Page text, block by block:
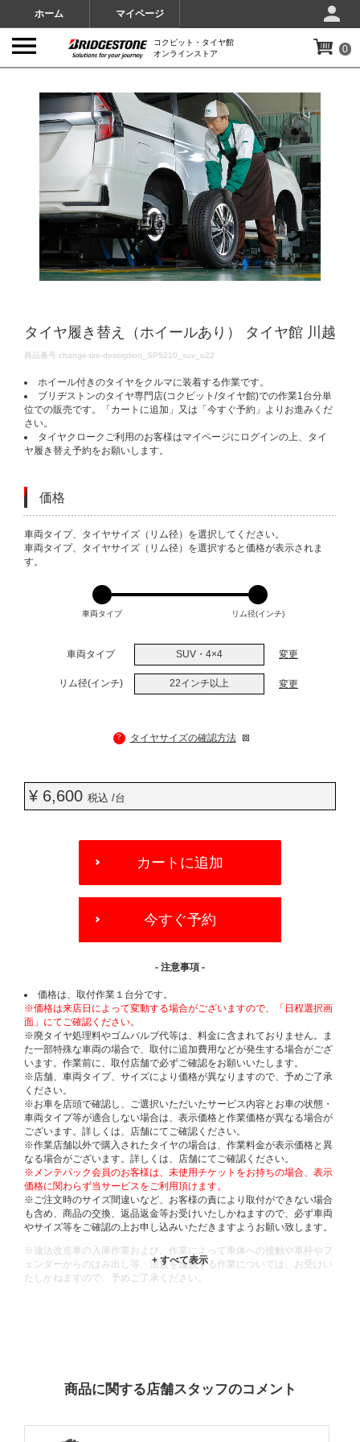
ホーム マイページ
コクピット・タイヤ館
オンラインストア
0
タイヤ履き替え（ホイールあり） タイヤ館 川越
DETAILS
商品番号 change-tire-desorption_SP5210_suv_o22
ホイール付きのタイヤをクルマに装着する作業です。
ブリヂストンのタイヤ専門店(コクピット/タイヤ館)での作業1台分単
位での販売です。「カートに追加」又は「今すぐ予約」よりお進みくだ
さい。
タイヤクロークご利用のお客様はマイページにログインの上、タイ
ヤ履き替え予約をお願いします。
価格
VARIATIONS
車両タイプ、タイヤサイズ（リム径）を選択してください。
車両タイプ、タイヤサイズ（リム径）を選択すると価格が表示されま
す。
車両タイプ リム径(インチ)
車両タイプ SUV・4×4 変更
リム径(インチ) 22インチ以上 変更
? タイヤサイズの確認方法
¥ 6,600 税込 /台
OPTIONS
カートに追加
今すぐ予約
- 注意事項 -
価格は、取付作業１台分です。
※価格は来店日によって変動する場合がございますので、「日程選択画
面」にてご確認ください。
※廃タイヤ処理料やゴムバルブ代等は、料金に含まれておりません。ま
た一部特殊な車両の場合で、取付に追加費用などが発生する場合がござ
います。作業前に、取付店舗で必ずご確認をお願いいたします。
※店舗、車両タイプ、サイズにより価格が異なりますので、予めご了承
ください。
※お車を店頭で確認し、ご選択いただいたサービス内容とお車の状態・
車両タイプ等が適合しない場合は、表示価格と作業価格が異なる場合が
ございます。詳しくは、店舗にてご確認ください。
※作業店舗以外で購入されたタイヤの場合は、作業料金が表示価格と異
なる場合がございます。詳しくは、店舗にてご確認ください。
※メンテパック会員のお客様は、未使用チケットをお持ちの場合、表示
価格に関わらず当サービスをご利用頂けます。
※ご注文時のサイズ間違いなど、お客様の責により取付ができない場合
も含め、商品の交換、返品返金等お受けいたしかねますので、必ず車両
やサイズ等をご確認の上お申し込みいただきますようお願い致します。
※違法改造車の入庫作業および、作業によって車体への接触や車枠やフ
ェンダーからのはみ出し等、法規を逸脱する作業については、お受けい
たしかねますので、予めご了承ください。
商品に関する店舗スタッフのコメント